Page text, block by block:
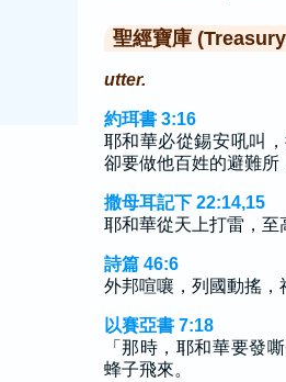
聖經寶庫
utter.
約珥書 3:16
耶和華必從錫安吼叫
卻要做他百姓的避難所
撒母耳記下 22:14,15
耶和華從天上打雷，
詩篇 46:6
外邦喧嚷，列國動搖，
以賽亞書 7:18
「那時，耶和華要發
蜂子飛來。